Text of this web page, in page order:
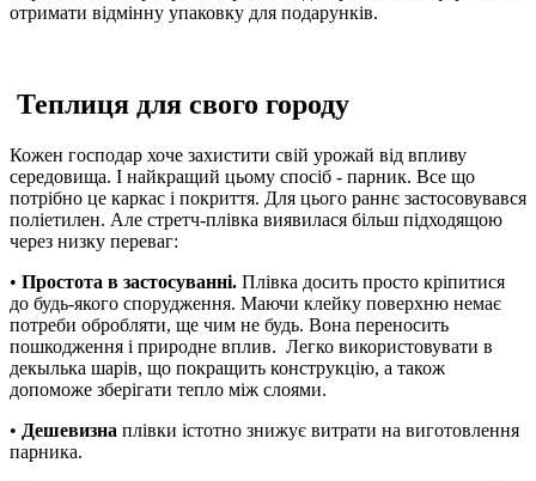
отримати відмінну упаковку для подарунків.
Теплиця для свого городу
Кожен господар хоче захистити свій урожай від впливу
середовища. І найкращий цьому спосіб - парник. Все що
потрібно це каркас і покриття. Для цього раннє застосовувався
поліетилен. Але стретч-плівка виявилася більш підходящою
через низку переваг:
• Простота в застосуванні. Плівка досить просто кріпитися
до будь-якого спорудження. Маючи клейку поверхню немає
потреби обробляти, ще чим не будь. Вона переносить
пошкодження і природне вплив. Легко використовувати в
декылька шарів, що покращить конструкцію, а також
допоможе зберігати тепло між слоями.
• Дешевизна плівки істотно знижує витрати на виготовлення
парника.